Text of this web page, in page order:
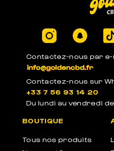
Produits certifiés en
PACKAGE
Emballages
Contactez-nous par e-
Contactez-nous sur
+33 7 56 93 14 20
Du lundi au vendredi de
BOUTIQUE
Tous nos produits